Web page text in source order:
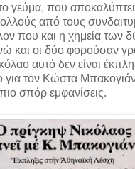
γεύμα, που
από τους
που και η χημεία των
και οι δύο φορούσαν
αυτό δεν είναι
για τον Κώστα
σπόρ εμφανίσεις.